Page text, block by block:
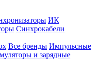
ИК
Синхрокабели
Все бренды Импульсные
и зарядные